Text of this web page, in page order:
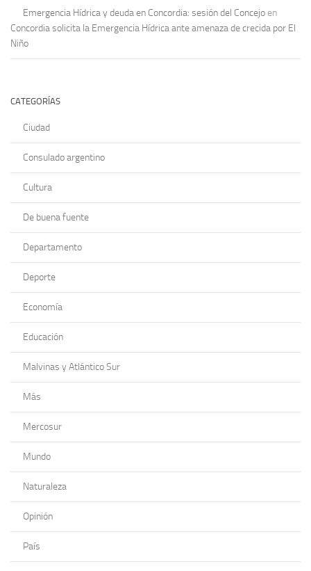
Emergencia Hídrica y deuda en Concordia: sesión del Concejo en
Concordia solicita la Emergencia Hídrica ante amenaza de crecida por El
Niño
CATEGORÍAS
Ciudad
Consulado argentino
Cultura
De buena fuente
Departamento
Deporte
Economía
Educación
Malvinas y Atlántico Sur
Más
Mercosur
Mundo
Naturaleza
Opinión
País